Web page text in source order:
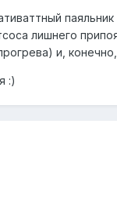
лишнего
и,
:)